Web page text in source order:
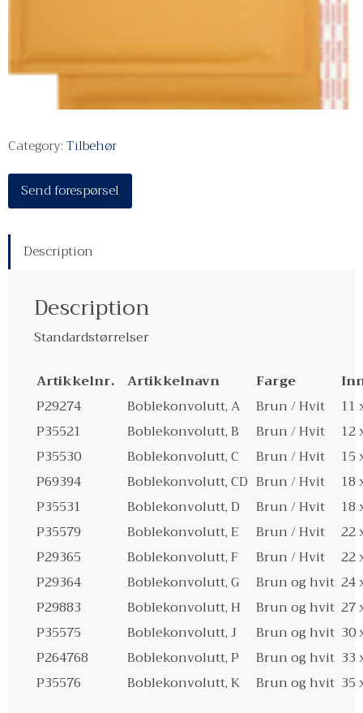
Category:Tilbehør
Send forespørsel
Description
Description
Standardstørrelser
Artikkelnr. Artikkelnavn Farge
P29274
Boblekonvolutt, A Brun / Hvit
11
P35521
Boblekonvolutt, B Brun / Hvit
12
P35530
Boblekonvolutt, C Brun / Hvit
15
P69394
Boblekonvolutt, CD Brun / Hvit
18
P35531
Boblekonvolutt, D Brun / Hvit
18
P35579
Boblekonvolutt, E Brun / Hvit
22
P29365
Boblekonvolutt, F Brun / Hvit
22
P29364
Boblekonvolutt, G Brun og hvit 24
P29883
Boblekonvolutt, H Brun og hvit 27
P35575
Boblekonvolutt, J Brun og hvit 30
P264768
Boblekonvolutt, P Brun og hvit 33
P35576
Boblekonvolutt, K Brun og hvit 35